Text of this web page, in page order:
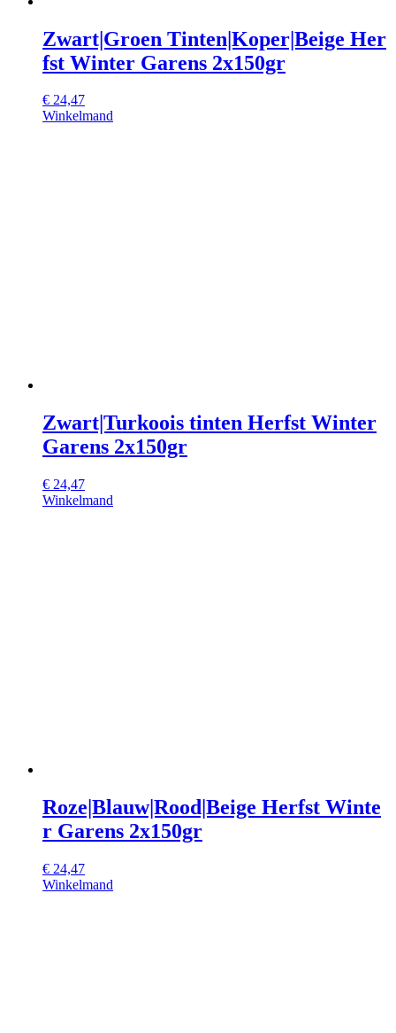
Zwart|Groen Tinten|Koper|Beige Her
fst Winter Garens 2x150gr
€ 24,47
Winkelmand
Zwart|Turkoois tinten Herfst Winter
Garens 2x150gr
€ 24,47
Winkelmand
Roze|Blauw|Rood|Beige Herfst Winte
r Garens 2x150gr
€ 24,47
Winkelmand